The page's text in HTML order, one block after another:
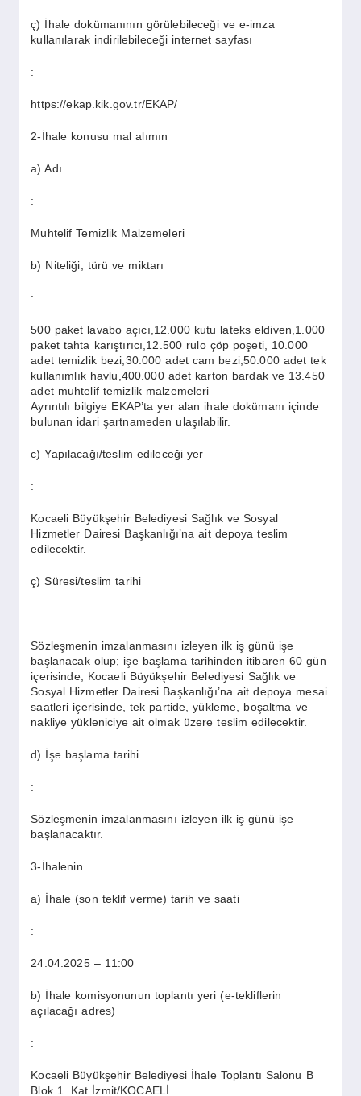
ç) İhale dokümanının görülebileceği ve e-imza
kullanılarak indirilebileceği internet sayfası
:
https://ekap.kik.gov.tr/EKAP/
2-İhale konusu mal alımın
a) Adı
:
Muhtelif Temizlik Malzemeleri
b) Niteliği, türü ve miktarı
:
500 paket lavabo açıcı,12.000 kutu lateks eldiven,1.000
paket tahta karıştırıcı,12.500 rulo çöp poşeti, 10.000
adet temizlik bezi,30.000 adet cam bezi,50.000 adet tek
kullanımlık havlu,400.000 adet karton bardak ve 13.450
adet muhtelif temizlik malzemeleri
Ayrıntılı bilgiye EKAP’ta yer alan ihale dokümanı içinde
bulunan idari şartnameden ulaşılabilir.
c) Yapılacağı/teslim edileceği yer
:
Kocaeli Büyükşehir Belediyesi Sağlık ve Sosyal
Hizmetler Dairesi Başkanlığı’na ait depoya teslim
edilecektir.
ç) Süresi/teslim tarihi
:
Sözleşmenin imzalanmasını izleyen ilk iş günü işe
başlanacak olup; işe başlama tarihinden itibaren 60 gün
içerisinde, Kocaeli Büyükşehir Belediyesi Sağlık ve
Sosyal Hizmetler Dairesi Başkanlığı’na ait depoya mesai
saatleri içerisinde, tek partide, yükleme, boşaltma ve
nakliye yükleniciye ait olmak üzere teslim edilecektir.
d) İşe başlama tarihi
:
Sözleşmenin imzalanmasını izleyen ilk iş günü işe
başlanacaktır.
3-İhalenin
a) İhale (son teklif verme) tarih ve saati
:
24.04.2025 – 11:00
b) İhale komisyonunun toplantı yeri (e-tekliflerin
açılacağı adres)
:
Kocaeli Büyükşehir Belediyesi İhale Toplantı Salonu B
Blok 1. Kat İzmit/KOCAELİ